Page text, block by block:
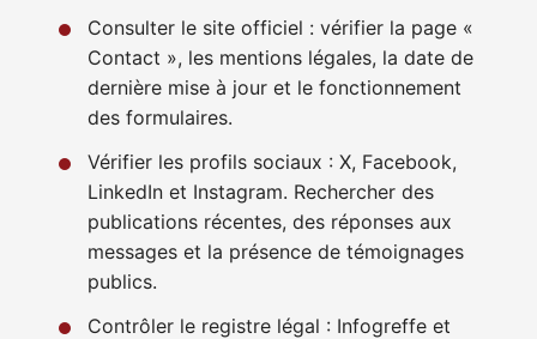
Consulter le site officiel : vérifier la page «
Contact », les mentions légales, la date de
dernière mise à jour et le fonctionnement
des formulaires.
Vérifier les profils sociaux : X, Facebook,
LinkedIn et Instagram. Rechercher des
publications récentes, des réponses aux
messages et la présence de témoignages
publics.
Contrôler le registre légal : Infogreffe et